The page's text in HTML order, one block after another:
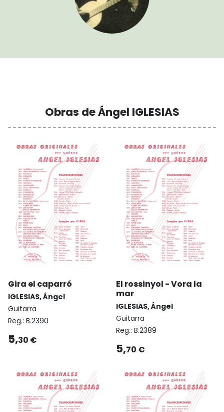
Obras de Ángel IGLESIAS
Gira el caparró
IGLESIAS, Ángel
Guitarra
Reg.: B.2390
5,30 €
El rossinyol - Vora la
mar
IGLESIAS, Ángel
Guitarra
Reg.: B.2389
5,70 €